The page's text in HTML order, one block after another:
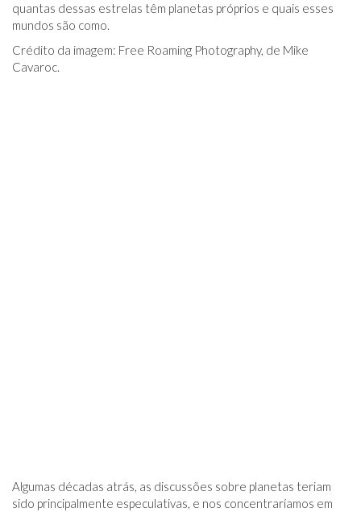
quantas dessas estrelas têm planetas próprios e quais esses
mundos são como.
Crédito da imagem: Free Roaming Photography, de Mike
Cavaroc.
Algumas décadas atrás, as discussões sobre planetas teriam
sido principalmente especulativas, e nos concentraríamos em